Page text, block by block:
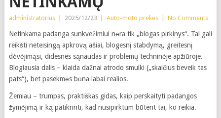
administratorius 2025/12/23 Auto-moto prekės No Comments
Netinkama padanga sunkvežimiui nėra tik „blogas pirkinys“. Tai gali
reikšti neteisingą apkrovą ašiai, blogesnį stabdymą, greitesnį
dėvėjimąsi, didesnes sąnaudas ir problemų techninėje apžiūroje.
Blogiausia dalis – klaida dažnai atrodo smulki („skaičius beveik tas
pats“), bet pasekmės būna labai realios.
Žemiau – trumpas, praktiškas gidas, kaip perskaityti padangos
žymėjimą ir ką patikrinti, kad nusipirktum būtent tai, ko reikia.